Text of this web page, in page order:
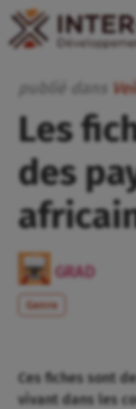
publié dans
Les
des
GRAD
Genre
Ces fiches sont
vivant dans les